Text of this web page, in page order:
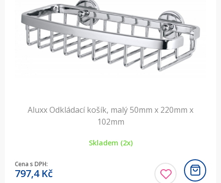
Aluxx Odkládací košík, malý 50mm x 220mm x
102mm
Skladem (2x)
Cena s DPH:
797,4 Kč